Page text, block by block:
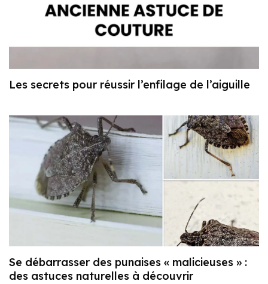
Les secrets pour réussir l’enfilage de l’aiguille
Se débarrasser des punaises « malicieuses » :
des astuces naturelles à découvrir